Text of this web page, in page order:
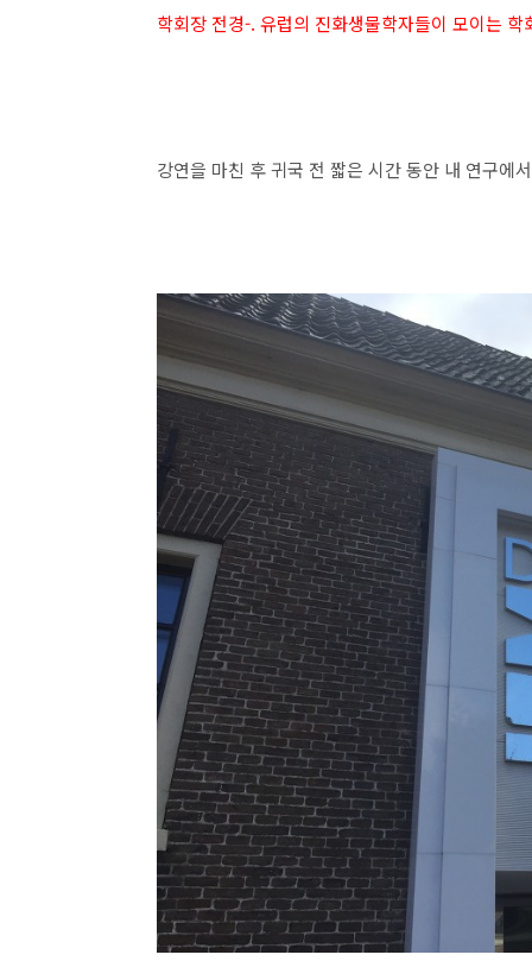
학회장 전경-. 유럽의 진화생물학자들이 모이는
강연을 마친 후 귀국 전 짧은 시간 동안 내 연구